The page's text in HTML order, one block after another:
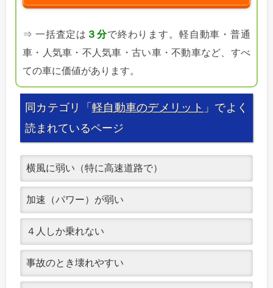
⇒ 一括査定は ３分で終わります。軽自動車・普通
車・人気車・不人気車・古い車・不動車など、すべ
ての車に価値があります。
同カテゴリ「軽自動車のデメリット 」でよく
読まれているページ
横風に弱い（特に高速道路で）
加速（パワー）が弱い
４人しか乗れない
事故のとき壊れやすい